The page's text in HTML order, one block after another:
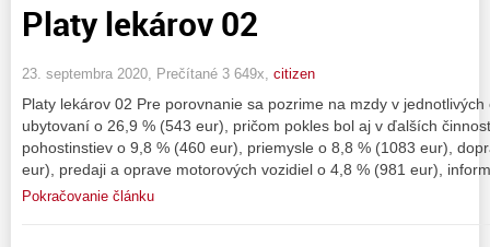
Platy lekárov 02
23. septembra 2020, Prečítané 3 649x, citizen
Platy lekárov 02 Pre porovnanie sa pozrime na mzdy v
ubytovaní o 26,9 % (543 eur), pričom pokles bol aj v ďalších
pohostinstiev o 9,8 % (460 eur), priemysle o 8,8 % (1083 eur),
eur), predaji a oprave motorových vozidiel o 4,8 % (981 eur),
Pokračovanie článku